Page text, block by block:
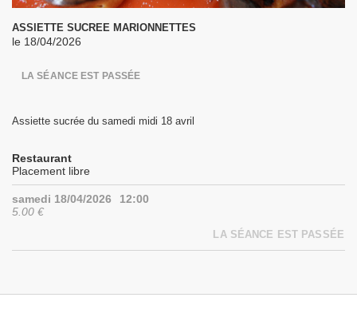
ASSIETTE SUCREE MARIONNETTES
le 18/04/2026
LA SÉANCE EST PASSÉE
Assiette sucrée du samedi midi 18 avril
Restaurant
Placement libre
samedi 18/04/2026
12:00
5.00 €
LA SÉANCE EST PASSÉE